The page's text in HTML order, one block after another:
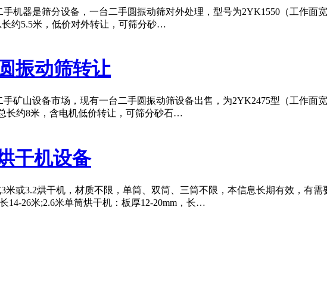
机器是筛分设备，一台二手圆振动筛对外处理，型号为2YK1550（工作面
约5.5米，低价对外转让，可筛分砂…
振动筛转让
矿山设备市场，现有一台二手圆振动筛设备出售，为2YK2475型（工作面
长约8米，含电机低价转让，可筛分砂石…
干机设备
或3.2烘干机，材质不限，单筒、双筒、三筒不限，本信息长期有效，有需
14-26米;2.6米单筒烘干机：板厚12-20mm，长…